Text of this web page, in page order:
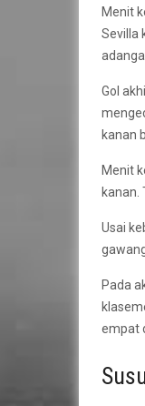
Menit
Sevilla
Gol
kanan
Menit
kanan.
Usai
Pada
empat